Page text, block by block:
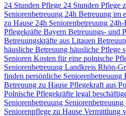
24 Stunden Pflege 24 Stunden Pflege
Seniorenbetreuung 24h Betreuung im
zu Hause 24h Seniorenbetreuung 24h-
Pflegekräfte Bayern Betreuungs- und
Betreuungskräfte aus Litauen
häusliche Betreuung häusliche Pflege
Senioren Kosten für eine polnische
Seniorenbetreuung Landkreis Rhön-
finden persönliche Seniorenbetreuung
Betreuung zu Hause Pflegekraft aus
Polnische Pflegekräfte legal
Seniorenbetreuung
Seniorenpflege zu Hause Vermittlung